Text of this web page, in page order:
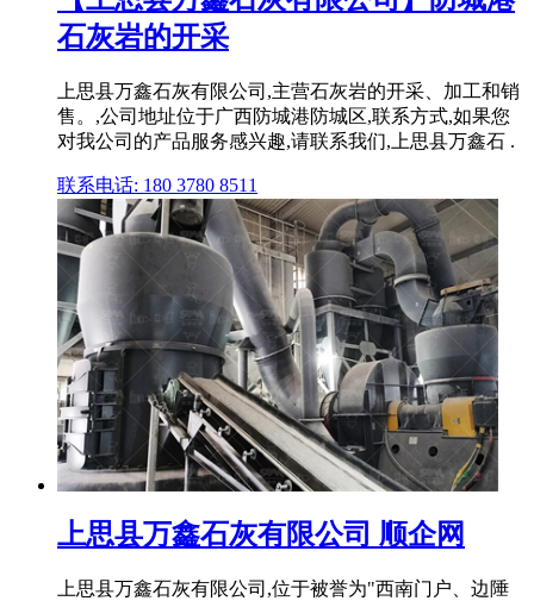
石灰岩的开采
上思县万鑫石灰有限公司,主营石灰岩的开采、加工和销
售。,公司地址位于广西防城港防城区,联系方式,如果您
对我公司的产品服务感兴趣,请联系我们,上思县万鑫石 .
联系电话: 180 3780 8511
上思县万鑫石灰有限公司 顺企网
上思县万鑫石灰有限公司,位于被誉为"西南门户、边陲